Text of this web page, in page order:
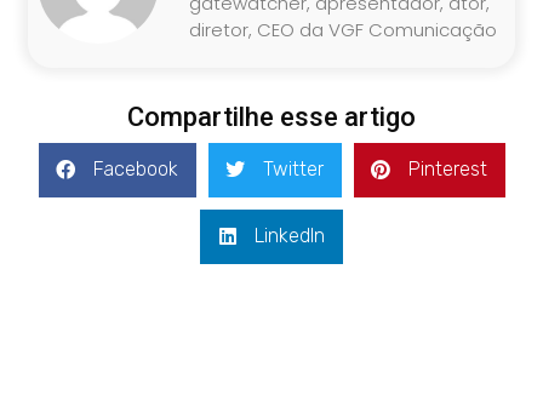
diretor, CEO da VGF Comunicação
Compartilhe esse artigo
Facebook Twitter Pinterest
LinkedIn